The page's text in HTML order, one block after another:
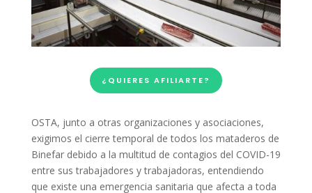
¿QUIERES AFILIARTE?
OSTA, junto a otras organizaciones y asociaciones,
exigimos el cierre temporal de todos los mataderos de
Binefar debido a la multitud de contagios del COVID-19
entre sus trabajadores y trabajadoras, entendiendo
que existe una emergencia sanitaria que afecta a toda